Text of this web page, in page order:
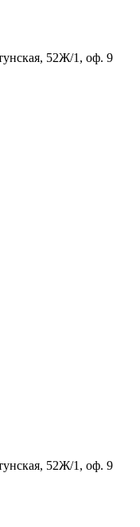
52Ж/1, оф. 9
52Ж/1, оф. 9